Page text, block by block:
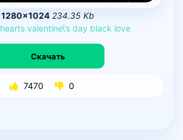
1280×1024 234.35 Kb
hearts valentine\’s day black love
Скачать
7470 0